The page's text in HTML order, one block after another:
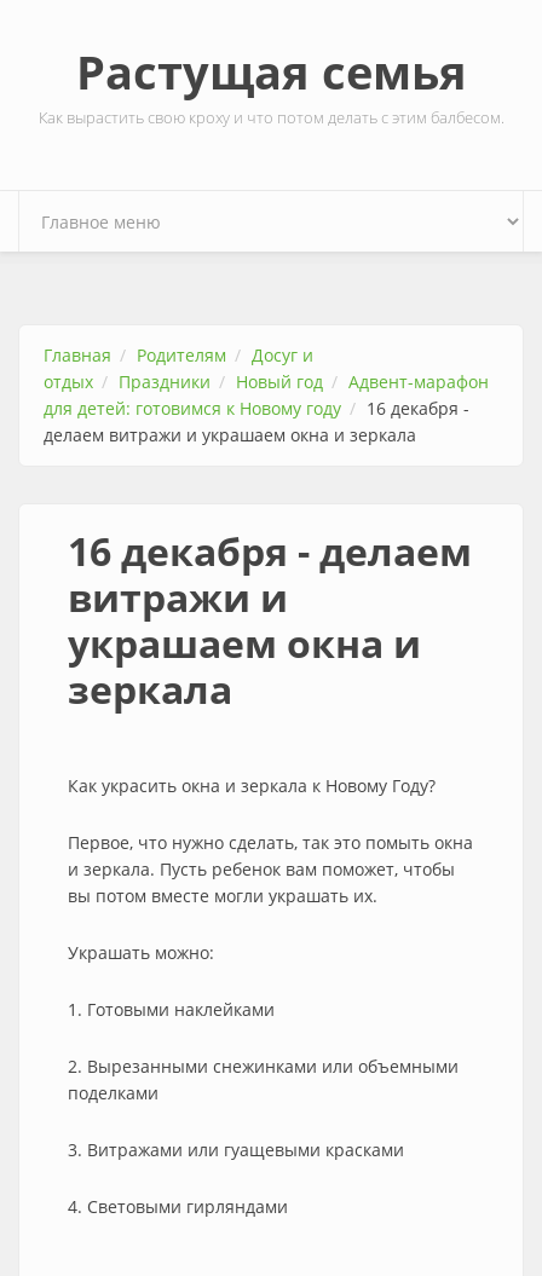
Растущая семья
Как вырастить свою кроху и что потом делать с этим балбесом.
Главная Родителям
Досуг и
отдых
Праздники Новый год
Адвент-марафон
для детей: готовимся к Новому году
16 декабря -
делаем витражи и украшаем окна и зеркала
16 декабря - делаем
витражи и
украшаем окна и
зеркала
Как украсить окна и зеркала к Новому Году?
Первое, что нужно сделать, так это помыть окна
и зеркала. Пусть ребенок вам поможет, чтобы
вы потом вместе могли украшать их.
Украшать можно:
1. Готовыми наклейками
2. Вырезанными снежинками или объемными
поделками
3. Витражами или гуащевыми красками
4. Световыми гирляндами